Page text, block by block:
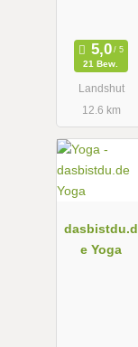
21 Bew.
Landshut
12.6 km
dasbistdu.d
e Yoga